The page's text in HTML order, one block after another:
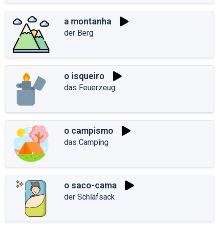
a montanha
der Berg
o isqueiro
das Feuerzeug
o campismo
das Camping
o saco-cama
der Schlafsack